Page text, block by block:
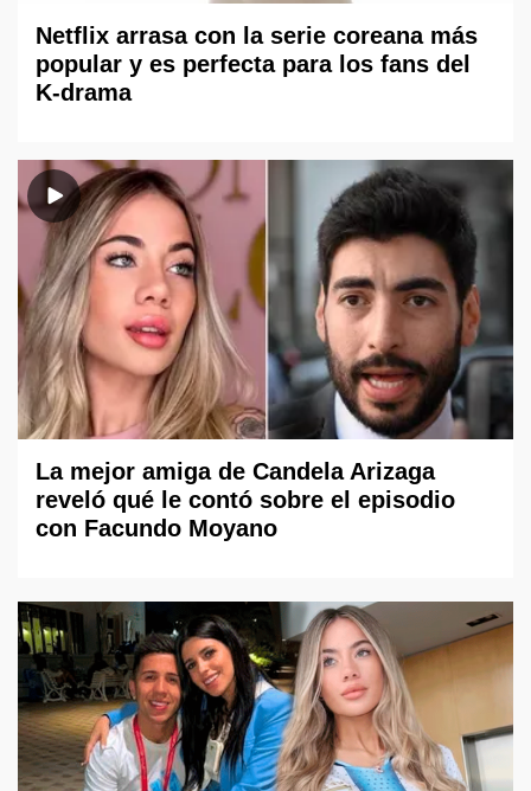
Netflix arrasa con la serie coreana más
popular y es perfecta para los fans del
K-drama
La mejor amiga de Candela Arizaga
reveló qué le contó sobre el episodio
con Facundo Moyano